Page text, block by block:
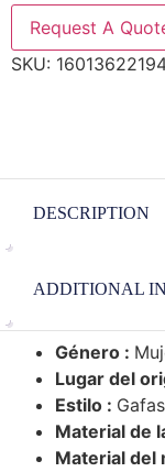
Request A
SKU:
DESCRIPTION
ADDITIONAL
Género :
Lugar del
Estilo :
Material de
Material del